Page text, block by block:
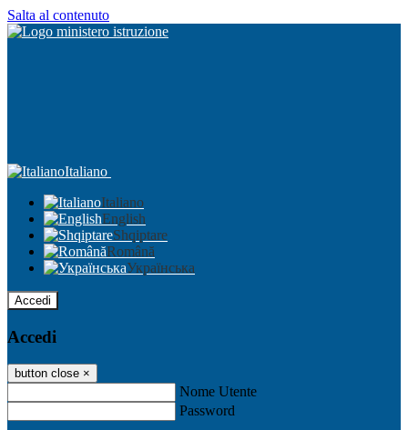
Salta al contenuto
Italiano
Italiano
English
Shqiptare
Română
Українська
Accedi
Accedi
button close ×
Nome Utente
Password